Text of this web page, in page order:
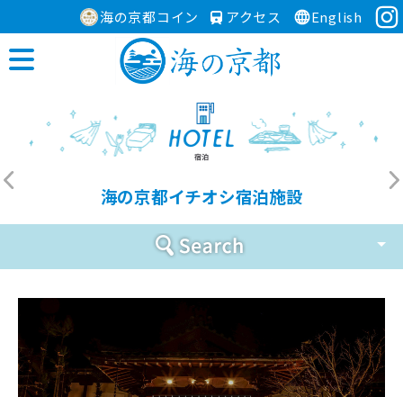
海の京都コイン アクセス English
海の京都イチオシ宿泊施設